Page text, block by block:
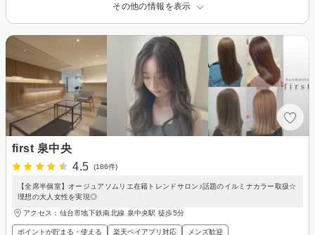
その他の情報を表示
first 泉中央
4.5
(186件)
【全席半個室】オージュアソムリエ在籍トレンドサロン♪話題のイルミナカラー取扱☆
理想の大人女性を実現◎
アクセス：仙台市地下鉄南北線 泉中央駅 徒歩5分
ポイントが貯まる・使える 楽天ペイアプリ対応 メンズ歓迎